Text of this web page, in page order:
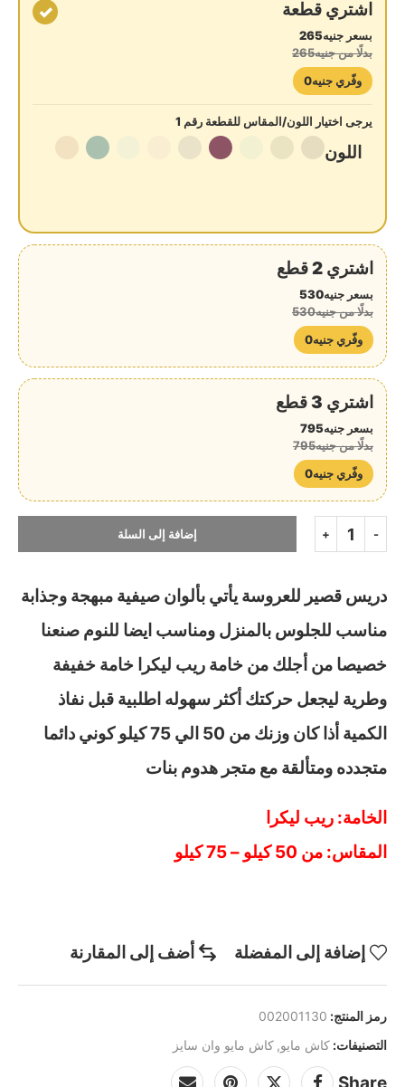
اشتري قطعة
بسعر جنيه265
بدلًا من جنيه265
وفّري جنيه0
✓
يرجى اختيار اللون/المقاس للقطعة رقم 1
اللون
اشتري 2 قطع
بسعر جنيه530
بدلًا من جنيه530
وفّري جنيه0
اشتري 3 قطع
بسعر جنيه795
بدلًا من جنيه795
وفّري جنيه0
إضافة إلى السلة
دريس قصير للعروسة يأتي بألوان صيفية مبهجة وجذابة
مناسب للجلوس بالمنزل ومناسب ايضا للنوم صنعنا
خصيصا من أجلك من خامة ريب ليكرا خامة خفيفة
وطرية ليجعل حركتك أكثر سهوله اطلبية قبل نفاذ
الكمية أذا كان وزنك من 50 الي 75 كيلو كوني دائما
متجدده ومتألقة مع متجر هدوم بنات
الخامة: ريب ليكرا
المقاس: من 50 كيلو – 75 كيلو
إضافة إلى المفضلة أضف إلى المقارنة
رمز المنتج: 002001130
التصنيفات: كاش مايو, كاش مايو وان سايز
Share